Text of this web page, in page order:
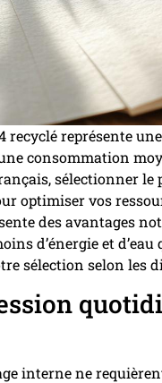
recyclé représente
consommation
sélectionner le
optimiser vos
des avantages
d’énergie et
sélection selon les
interne ne